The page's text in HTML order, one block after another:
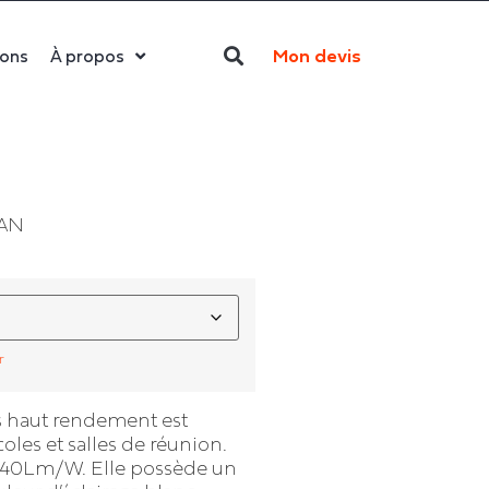
À propos Mon devis
haut rendement est
et salles de réunion.
W. Elle possède un